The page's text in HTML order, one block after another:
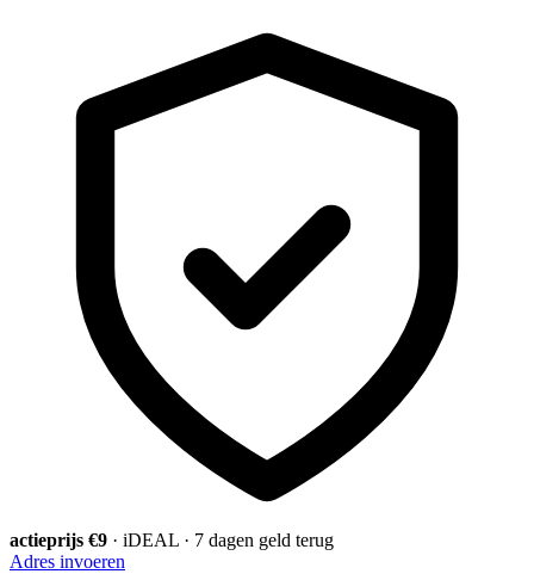
actieprijs €9 · iDEAL · 7 dagen geld terug
Adres invoeren